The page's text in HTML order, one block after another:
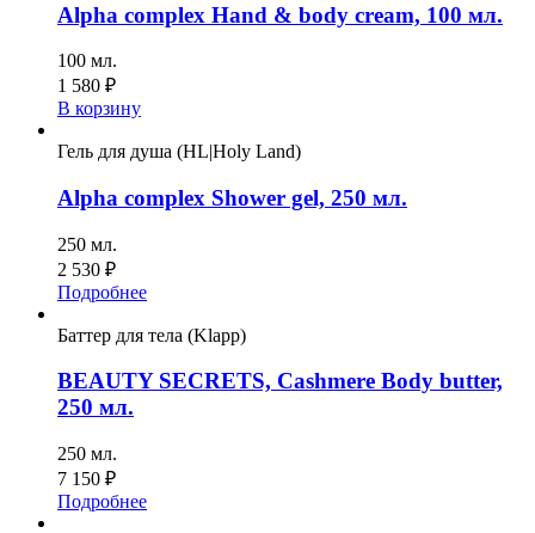
Alpha complex Hand & body cream, 100 мл.
100 мл.
1 580 ₽
В корзину
Гель для душа (HL|Holy Land)
Alpha complex Shower gel, 250 мл.
250 мл.
2 530 ₽
Подробнее
Баттер для тела (Klapp)
BEAUTY SECRETS, Cashmere Body butter,
250 мл.
250 мл.
7 150 ₽
Подробнее